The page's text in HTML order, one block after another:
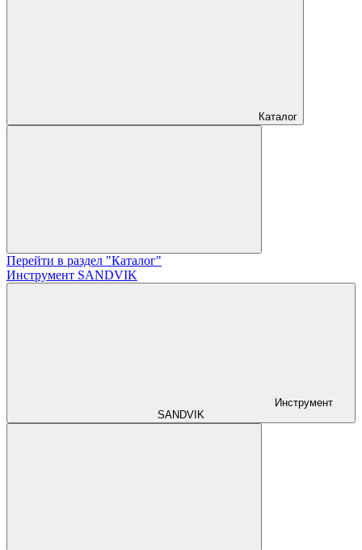
Каталог
Перейти в раздел "Каталог"
Инструмент SANDVIK
Инструмент
SANDVIK